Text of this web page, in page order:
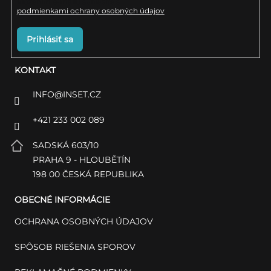
KONTAKT
INFO@INSET.CZ
+421 233 002 089
SADSKÁ 603/10
PRAHA 9 - HLOUBĚTÍN
198 00 ČESKÁ REPUBLIKA
OBECNÉ INFORMÁCIE
OCHRANA OSOBNÝCH ÚDAJOV
SPÔSOB RIEŠENIA SPOROV
podmienkami ochrany osobných údajov
Prihlásiť sa